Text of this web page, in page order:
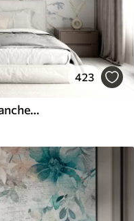
423
Branches florales bleues et blanches délicates avec fond aquarelle doux et flou